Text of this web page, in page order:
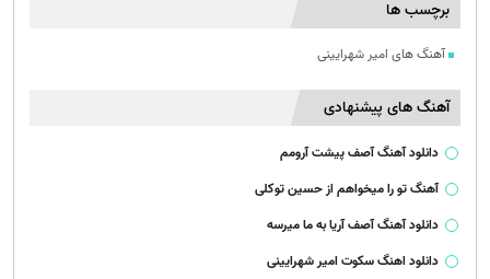
برچسب ها
آهنگ های امیر شهرایینی
آهنگ های پیشنهادی
دانلود آهنگ آصف پیشت آرومم
آهنگ تو را میخواهم از حسین توکلی
دانلود آهنگ آصف آریا به ما میرسه
دانلود اهنگ سکوت امیر شهرایینی